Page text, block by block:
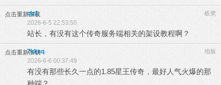
点击重新加载 板凳
qlz1
2026-6-5 22:53:50
站长，有没有这个传奇服务端相关的架设教程啊？
点击重新加载 地板
7kkaq
2026-6-6 00:37:49
有没有那些长久一点的1.85星王传奇，最好人气火爆的那
种端？